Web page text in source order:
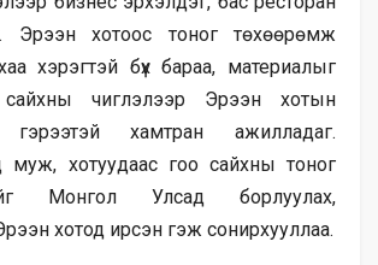
Эрээн хотоос тоног төхөөрөмж
хэрэгтэй бүх бараа, материалыг
чиглэлээр Эрээн хотын
гэрээтэй хамтран ажилладаг.
муж, хотуудаас гоо сайхны тоног
Монгол Улсад борлуулах,
Эрээн хотод ирсэн гэж сонирхууллаа.